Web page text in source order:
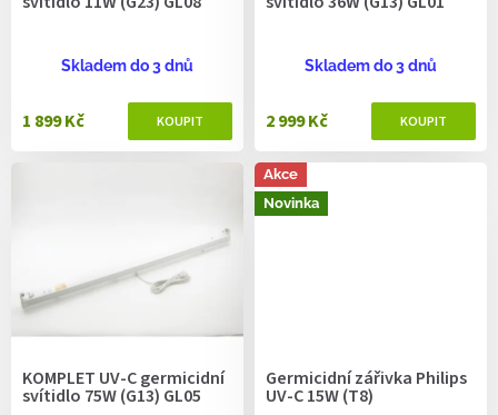
Skladem do 3 dnů
1 899 Kč
Skladem do 3 dnů
2 999 Kč
KOMPLET UV-C germicidní
svítidlo 75W (G13) GL05
Akce
Novinka
Germicidní zářivka Philips
UV-C 15W (T8)